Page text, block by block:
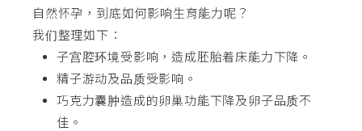
自然怀孕，到底如何影响生育能力呢？
我们整理如下：
子宫腔环境受影响，造成胚胎着床能力下降。
精子游动及品质受影响。
巧克力囊肿造成的卵巢功能下降及卵子品质不
佳。